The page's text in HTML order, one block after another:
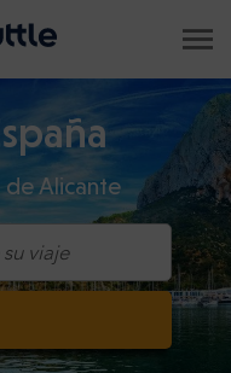
Alicante
viaje